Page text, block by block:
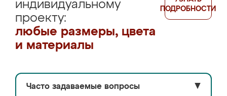
индивидуальному
проекту:
любые размеры, цвета
и материалы
ПОДРОБНОСТИ
Часто задаваемые вопросы ▼